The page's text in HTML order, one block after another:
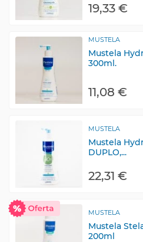
19,33 €
MUSTELA
Mustela
300ml.
11,08 €
MUSTELA
Mustela
DUPLO,...
22,31 €
MUSTELA
Mustela
200ml